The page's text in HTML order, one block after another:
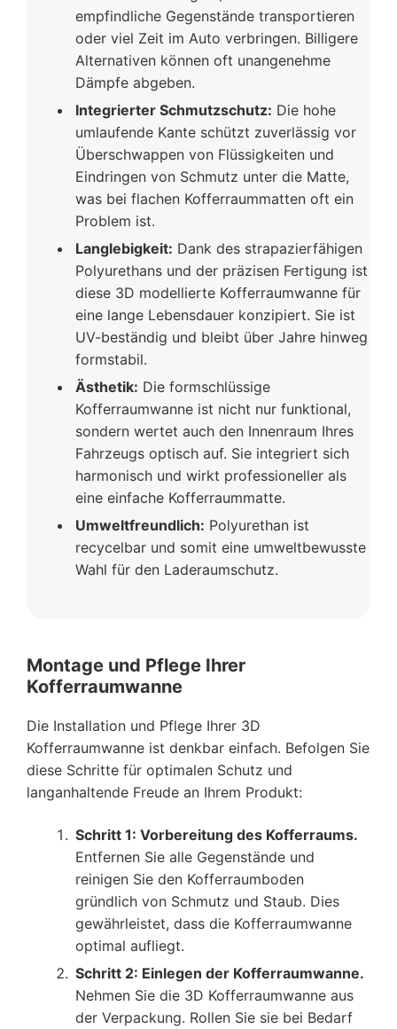
empfindliche Gegenstände transportieren
oder viel Zeit im Auto verbringen. Billigere
Alternativen können oft unangenehme
Dämpfe abgeben.
Integrierter Schmutzschutz: Die hohe
umlaufende Kante schützt zuverlässig vor
Überschwappen von Flüssigkeiten und
Eindringen von Schmutz unter die Matte,
was bei flachen Kofferraummatten oft ein
Problem ist.
Langlebigkeit: Dank des strapazierfähigen
Polyurethans und der präzisen Fertigung ist
diese 3D modellierte Kofferraumwanne für
eine lange Lebensdauer konzipiert. Sie ist
UV-beständig und bleibt über Jahre hinweg
formstabil.
Ästhetik: Die formschlüssige
Kofferraumwanne ist nicht nur funktional,
sondern wertet auch den Innenraum Ihres
Fahrzeugs optisch auf. Sie integriert sich
harmonisch und wirkt professioneller als
eine einfache Kofferraummatte.
Umweltfreundlich: Polyurethan ist
recycelbar und somit eine umweltbewusste
Wahl für den Laderaumschutz.
Montage und Pflege Ihrer
Kofferraumwanne
Die Installation und Pflege Ihrer 3D
Kofferraumwanne ist denkbar einfach. Befolgen Sie
diese Schritte für optimalen Schutz und
langanhaltende Freude an Ihrem Produkt:
Schritt 1: Vorbereitung des Kofferraums.
Entfernen Sie alle Gegenstände und
reinigen Sie den Kofferraumboden
gründlich von Schmutz und Staub. Dies
gewährleistet, dass die Kofferraumwanne
optimal aufliegt.
Schritt 2: Einlegen der Kofferraumwanne.
Nehmen Sie die 3D Kofferraumwanne aus
der Verpackung. Rollen Sie sie bei Bedarf